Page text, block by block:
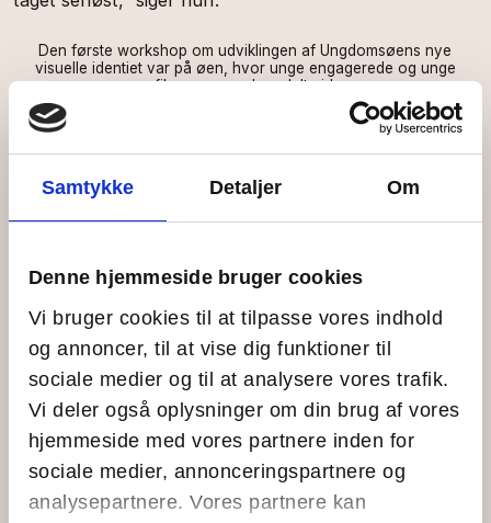
Samtykke Detaljer Om
Denne hjemmeside bruger cookies
Vi bruger cookies til at tilpasse vores indhold
og annoncer, til at vise dig funktioner til
sociale medier og til at analysere vores trafik.
Vi deler også oplysninger om din brug af vores
hjemmeside med vores partnere inden for
sociale medier, annonceringspartnere og
analysepartnere. Vores partnere kan
Den første workshop om udviklingen af Ungdomsøens nye
visuelle identiet var på øen, hvor unge engagerede og unge
grafikere var med og delte ideer.
En god ny proces
Processen blev afrundet med et ø-råd, hvor
argumenter fra øens unge blev delt. Her stemte de
om, hvorvidt det oprindelige logo eller det nye,
tæt. Øens unge valgte, at det oprindelige logo med
repræsentere Ungdomsøen.
Det var en enormt vigtig aften, hvor der blev lyttet til
alle perspektiver, fortæller Augusta, som var en af de
unge, der deltog. Hun bor på Ungdomsøen som Giv-
Et-År-engageret sammen med fem andre unge.
”Jeg var jo forholdsvis ny hos Ungdomsøen, da hele et
her med logoet kom op. Så den her snak var mit